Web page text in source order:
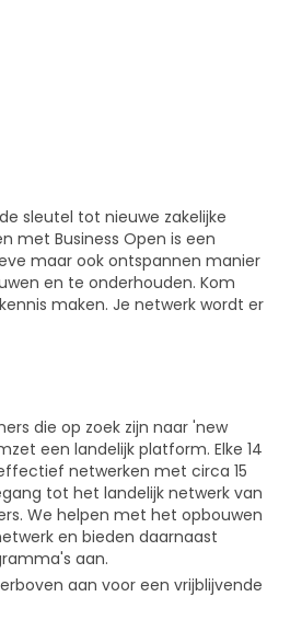
sleutel tot nieuwe zakelijke
met Business Open is een
maar ook ontspannen manier
en te onderhouden. Kom
maken. Je netwerk wordt er
die op zoek zijn naar 'new
een landelijk platform. Elke 14
netwerken met circa 15
tot het landelijk netwerk van
We helpen met het opbouwen
en bieden daarnaast
aan.
aan voor een vrijblijvende